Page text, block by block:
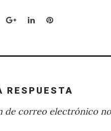
Google+LinkedInPinterest
RESPUESTA
de correo electrónico